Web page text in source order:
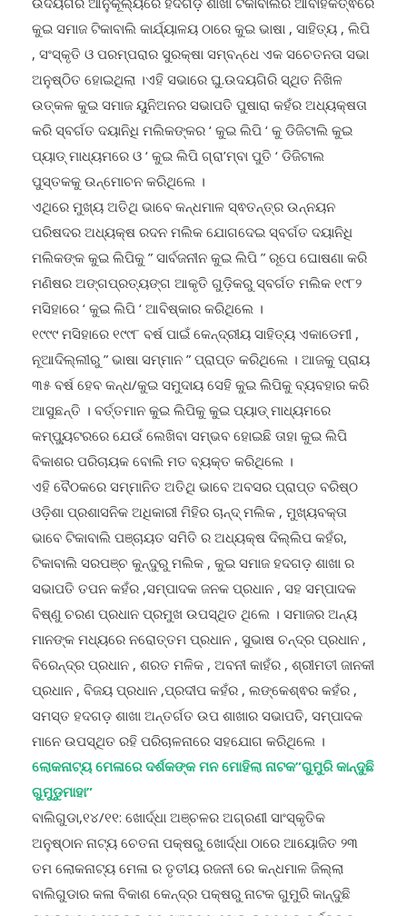
କୁଇ ସମାଜ ଟିକାବାଲି କାର୍ଯ୍ୟାଳୟ ଠାରେ କୁଇ ଭାଷା , ସାହିତ୍ୟ , ଲିପି
, ସଂସ୍କୃତି ଓ ପରମ୍ପରାର ସୁରକ୍ଷା ସମ୍ବନ୍ଧେ ଏକ ସଚେତନତା ସଭା
ଅନୁଷ୍ଠିତ ହୋଇଥିଲା ।ଏହି ସଭାରେ ଘୁ.ଉଦୟଗିରି ସ୍ଥିତ ନିଖିଳ
ଉତ୍କଳ କୁଇ ସମାଜ ୟୁନିଅନର ସଭାପତି ପୁଷାରା କହଁର ଅଧ୍ୟକ୍ଷତା
କରି ସ୍ବର୍ଗତ ଦୟାନିଧି ମଲିକଙ୍କର ‘ କୁଇ ଲିପି ‘ କୁ ଡିଜିଟାଲି କୁଇ
ପ୍ୟାଡ୍ ମାଧ୍ୟମରେ ଓ ‘ କୁଇ ଲିପି ଗ୍ରା’ମ୍ବା ପୁତି ‘ ଡିଜିଟାଲ
ପୁସ୍ତକକୁ ଉନ୍ମୋଚନ କରିଥିଲେ ।
ଏଥିରେ ମୁଖ୍ୟ ଅତିଥି ଭାବେ କନ୍ଧମାଳ ସ୍ଵତନ୍ତ୍ର ଉନ୍ନୟନ
ପରିଷଦର ଅଧ୍ୟକ୍ଷ ରଦନ ମଲିକ ଯୋଗଦେଇ ସ୍ବର୍ଗତ ଦୟାନିଧି
ମଲିକଙ୍କ କୁଇ ଲିପିକୁ ” ସାର୍ବଜନୀନ କୁଇ ଲିପି ” ରୂପେ ଘୋଷଣା କରି
ମଣିଷର ଅଙ୍ଗପ୍ରତ୍ୟଙ୍ଗ ଆକୃତି ଗୁଡ଼ିକରୁ ସ୍ବର୍ଗତ ମଲିକ ୧୯୮୨
ମସିହାରେ ‘ କୁଇ ଲିପି ‘ ଆବିଷ୍କାର କରିଥିଲେ ।
୧୯୯୯ ମସିହାରେ ୧୯୯୮ ବର୍ଷ ପାଇଁ କେନ୍ଦ୍ରୀୟ ସାହିତ୍ୟ ଏକାଡେମୀ ,
ନୂଆଦିଲ୍ଲୀରୁ ” ଭାଷା ସମ୍ମାନ ” ପ୍ରାପ୍ତ କରିଥିଲେ । ଆଜକୁ ପ୍ରାୟ
୩୫ ବର୍ଷ ହେବ କନ୍ଧ/କୁଇ ସମୁଦାୟ ସେହି କୁଇ ଲିପିକୁ ବ୍ୟବହାର କରି
ଆସୁଛନ୍ତି । ବର୍ତ୍ତମାନ କୁଇ ଲିପିକୁ କୁଇ ପ୍ୟାଡ୍ ମାଧ୍ୟମରେ
କମ୍ପ୍ୟୁଟରରେ ଯେଉଁ ଲେଖିବା ସମ୍ଭବ ହୋଇଛି ତାହା କୁଇ ଲିପି
ବିକାଶର ପରିଚାୟକ ବୋଲି ମତ ବ୍ୟକ୍ତ କରିଥିଲେ ।
ଏହି ବୈଠକରେ ସମ୍ମାନିତ ଅତିଥି ଭାବେ ଅବସର ପ୍ରାପ୍ତ ବରିଷ୍ଠ
ଓଡ଼ିଶା ପ୍ରଶାସନିକ ଅଧିକାରୀ ମିହିର ଚାନ୍ଦ୍ ମଲିକ , ମୁଖ୍ୟବକ୍ତା
ଭାବେ ଟିକାବାଲି ପଞ୍ଚାୟତ ସମିତି ର ଅଧ୍ୟକ୍ଷ ଦିଲ୍ଲିପ କହଁର,
ଟିକାବାଲି ସରପଞ୍ଚ କୁନ୍ଦୁରୁ ମଲିକ , କୁଇ ସମାଜ ହଦଗଡ଼ ଶାଖା ର
ସଭାପତି ତପନ କହଁର ,ସମ୍ପାଦକ ଜନକ ପ୍ରଧାନ , ସହ ସମ୍ପାଦକ
ବିଷ୍ଣୁ ଚରଣ ପ୍ରଧାନ ପ୍ରମୁଖ ଉପସ୍ଥିତ ଥିଲେ । ସମାଜର ଅନ୍ୟ
ମାନଙ୍କ ମଧ୍ୟରେ ନରୋତ୍ତମ ପ୍ରଧାନ , ସୁଭାଷ ଚନ୍ଦ୍ର ପ୍ରଧାନ ,
ବିରେନ୍ଦ୍ର ପ୍ରଧାନ , ଶରତ ମଳିକ , ଅବନୀ କାହଁର , ଶ୍ରୀମତୀ ଜାନକୀ
ପ୍ରଧାନ , ବିଜୟ ପ୍ରଧାନ ,ପ୍ରଦୀପ କହଁର , ଲଙ୍କେଶ୍ଵର କହଁର ,
ସମସ୍ତ ହଦଗଡ଼ ଶାଖା ଅନ୍ତର୍ଗତ ଉପ ଶାଖାର ସଭାପତି, ସମ୍ପାଦକ
ମାନେ ଉପସ୍ଥିତ ରହି ପରିଚାଳନାରେ ସହଯୋଗ କରିଥିଲେ ।
ଲୋକନାଟ୍ୟ ମେଳାରେ ଦର୍ଶକଙ୍କ ମନ ମୋହିଲା ନାଟକ”ଗୁମୁରି କାନ୍ଦୁଛି
ଗୁମୁଡୁମାହା”
ବାଲିଗୁଡା,୧୪/୧୧: ଖୋର୍ଦ୍ଧା ଅଞ୍ଚଳର ଅଗ୍ରଣୀ ସାଂସ୍କୃତିକ
ଅନୁଷ୍ଠାନ ନାଟ୍ୟ ଚେତନା ପକ୍ଷରୁ ଖୋର୍ଦ୍ଧା ଠାରେ ଆୟୋଜିତ ୨୩
ତମ ଲୋକନାଟ୍ୟ ମେଳା ର ତୃତୀୟ ରଜନୀ ରେ କନ୍ଧମାଳ ଜିଲ୍ଲା
ବାଲିଗୁଡାର କଳା ବିକାଶ କେନ୍ଦ୍ର ପକ୍ଷରୁ ନାଟକ ଗୁମୁରି କାନ୍ଦୁଛି
ଗୁମୁଡୁମାହା ସଫଳତାର ସହ ମଞ୍ଚସ୍ଥ ହୋଇ ଉପସ୍ଥିତ ଦର୍ଶକଙ୍କ